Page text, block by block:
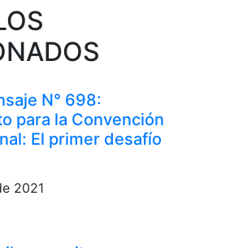
N° 698:
para la Convención
El primer desafío
2021